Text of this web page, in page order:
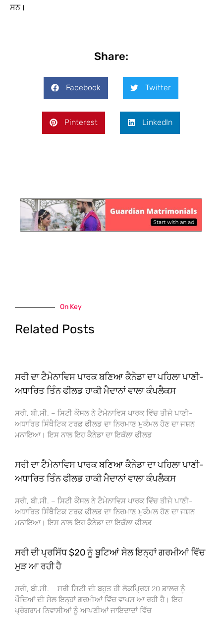
ਸਨ।
Share:
Facebook Twitter
Pinterest LinkedIn
On Key
Related Posts
ਸਰੀ ਦਾ ਟੈਮੇਨਾਵਿਸ ਪਾਰਕ ਬਣਿਆ ਕੈਨੇਡਾ ਦਾ ਪਹਿਲਾ ਪਾਣੀ-
ਅਧਾਰਿਤ ਤਿੰਨ ਫੀਲਡ ਹਾਕੀ ਮੈਦਾਨਾਂ ਵਾਲਾ ਕੰਪਲੈਕਸ
ਸਰੀ, ਬੀ.ਸੀ. – ਸਿਟੀ ਕੌਂਸਲ ਨੇ ਟੈਮੇਨਾਵਿਸ ਪਾਰਕ ਵਿੱਚ ਤੀਜੇ ਪਾਣੀ-
ਅਧਾਰਿਤ ਸਿੰਥੈਟਿਕ ਟਰਫ਼ ਫੀਲਡ ਦਾ ਨਿਰਮਾਣ ਮੁਕੰਮਲ ਹੋਣ ਦਾ ਜਸ਼ਨ
ਮਨਾਇਆ। ਇਸ ਨਾਲ ਇਹ ਕੈਨੇਡਾ ਦਾ ਇਕੱਲਾ ਫੀਲਡ
ਸਰੀ ਦਾ ਟੈਮੇਨਾਵਿਸ ਪਾਰਕ ਬਣਿਆ ਕੈਨੇਡਾ ਦਾ ਪਹਿਲਾ ਪਾਣੀ-
ਅਧਾਰਿਤ ਤਿੰਨ ਫੀਲਡ ਹਾਕੀ ਮੈਦਾਨਾਂ ਵਾਲਾ ਕੰਪਲੈਕਸ
ਸਰੀ, ਬੀ.ਸੀ. – ਸਿਟੀ ਕੌਂਸਲ ਨੇ ਟੈਮੇਨਾਵਿਸ ਪਾਰਕ ਵਿੱਚ ਤੀਜੇ ਪਾਣੀ-
ਅਧਾਰਿਤ ਸਿੰਥੈਟਿਕ ਟਰਫ਼ ਫੀਲਡ ਦਾ ਨਿਰਮਾਣ ਮੁਕੰਮਲ ਹੋਣ ਦਾ ਜਸ਼ਨ
ਮਨਾਇਆ। ਇਸ ਨਾਲ ਇਹ ਕੈਨੇਡਾ ਦਾ ਇਕੱਲਾ ਫੀਲਡ
ਸਰੀ ਦੀ ਪ੍ਰਸਿੱਧ $20 ਨੂੰ ਬੂਟਿਆਂ ਸੇਲ ਇਨ੍ਹਾਂ ਗਰਮੀਆਂ ਵਿੱਚ
ਮੁੜ ਆ ਰਹੀ ਹੈ
ਸਰੀ, ਬੀ.ਸੀ. – ਸਰੀ ਸਿਟੀ ਦੀ ਬਹੁਤ ਹੀ ਲੋਕਪ੍ਰਿਯ 20 ਡਾਲਰ ਨੂੰ
ਪੌਦਿਆਂ ਦੀ ਸੇਲ ਇਨ੍ਹਾਂ ਗਰਮੀਆਂ ਵਿੱਚ ਵਾਪਸ ਆ ਰਹੀ ਹੈ। ਇਹ
ਪ੍ਰੋਗਰਾਮ ਨਿਵਾਸੀਆਂ ਨੂੰ ਆਪਣੀਆਂ ਜਾਇਦਾਦਾਂ ਵਿੱਚ